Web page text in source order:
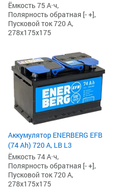
Ёмкость 75 А·ч,
Полярность обратная [- +],
Пусковой ток 720 А,
278x175x175
Аккумулятор ENERBERG EFB
(74 Ah) 720 А, LB L3
Ёмкость 74 А·ч,
Полярность обратная [- +],
Пусковой ток 720 А,
278x175x175